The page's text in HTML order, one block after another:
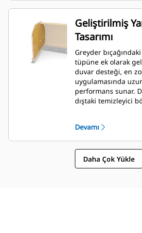
Geliştirilmiş
Tasarımı
Greyder
tüpüne ek olarak
duvar desteği, en
uygulamasında
performans sunar.
dıştaki temizleyici
en aza indirecek
tasarlanmıştır.
Devamı
Daha Çok Yükle